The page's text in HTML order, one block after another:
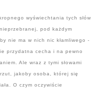
wyświechtania tych słów
pod każdym
nie ma w nich nic kłamliwego -
przydatna cecha i na pewno
Ale wraz z tymi słowami
jakoby osoba, której się
O czym oczywiście